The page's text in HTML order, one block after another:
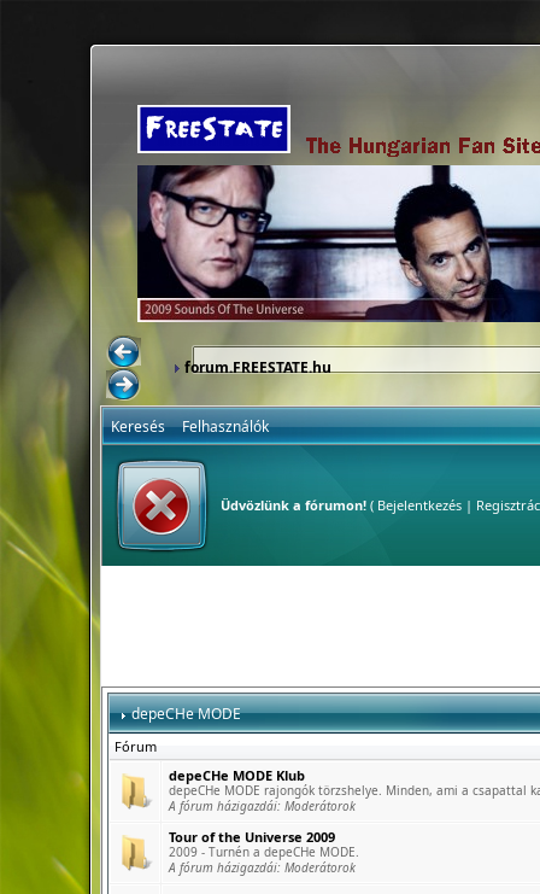
forum.FREESTATE.hu
Keresés Felhasználók
Üdvözlünk a fórumon!( Bejelentkezés|
depeCHe MODE
Fórum
depeCHe MODE Klub
depeCHe MODE rajongók törzshelye. Minden, ami a csapattal
A fórum házigazdái: Moderátorok
Tour of the Universe 2009
2009 - Turnén a depeCHe MODE.
A fórum házigazdái: Moderátorok